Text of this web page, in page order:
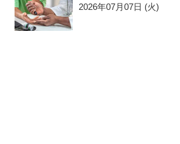
2026年07月07日 (火)